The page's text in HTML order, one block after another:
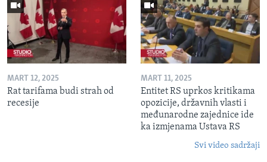
MART 12, 2025
Rat tarifama budi strah od
recesije
MART 11, 2025
Entitet RS uprkos kritikama
opozicije, državnih vlasti i
međunarodne zajednice ide
ka izmjenama Ustava RS
Svi video sadržaji